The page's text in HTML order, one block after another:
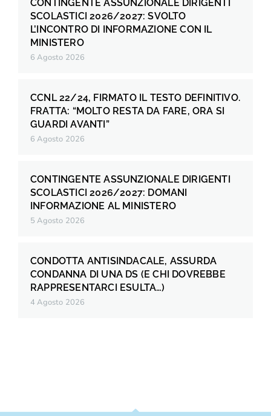
CONTINGENTE ASSUNZIONALE DIRIGENTI
SCOLASTICI 2026/2027: SVOLTO
L’INCONTRO DI INFORMAZIONE CON IL
MINISTERO
6 Agosto 2026
CCNL 22/24, FIRMATO IL TESTO DEFINITIVO.
FRATTA: “MOLTO RESTA DA FARE, ORA SI
GUARDI AVANTI”
6 Agosto 2026
CONTINGENTE ASSUNZIONALE DIRIGENTI
SCOLASTICI 2026/2027: DOMANI
INFORMAZIONE AL MINISTERO
5 Agosto 2026
CONDOTTA ANTISINDACALE, ASSURDA
CONDANNA DI UNA DS (E CHI DOVREBBE
RAPPRESENTARCI ESULTA…)
4 Agosto 2026